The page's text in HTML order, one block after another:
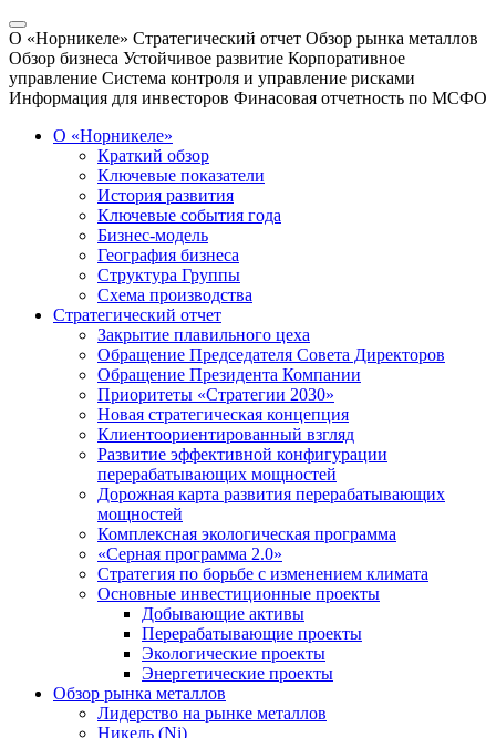
О «Норникеле» Стратегический отчет Обзор рынка металлов
Обзор бизнеса Устойчивое развитие Корпоративное
управление Система контроля и управление рисками
Информация для инвесторов Финасовая отчетность по МСФО
О «Норникеле»
Краткий обзор
Ключевые показатели
История развития
Ключевые события года
Бизнес-модель
География бизнеса
Структура Группы
Схема производства
Стратегический отчет
Закрытие плавильного цеха
Обращение Председателя Совета Директоров
Обращение Президента Компании
Приоритеты «Стратегии 2030»
Новая стратегическая концепция
Клиентоориентированный взгляд
Развитие эффективной конфигурации
перерабатывающих мощностей
Дорожная карта развития перерабатывающих
мощностей
Комплексная экологическая программа
«Серная программа 2.0»
Стратегия по борьбе с изменением климата
Основные инвестиционные проекты
Добывающие активы
Перерабатывающие проекты
Экологические проекты
Энергетические проекты
Обзор рынка металлов
Лидерство на рынке металлов
Никель (Ni)